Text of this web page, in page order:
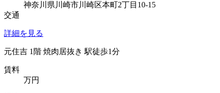
神奈川県川崎市川崎区本町2丁目10-15
交通
詳細を見る
元住吉 1階 焼肉居抜き 駅徒歩1分
賃料
万円